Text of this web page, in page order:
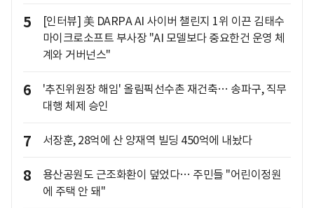
5
[인터뷰] 美 DARPA AI 사이버 챌린지 1위 이끈 김태수
마이크로소프트 부사장 "AI 모델보다 중요한건 운영 체
계와 거버넌스"
6
'추진위원장 해임' 올림픽선수촌 재건축… 송파구, 직무
대행 체제 승인
7 서장훈, 28억에 산 양재역 빌딩 450억에 내놨다
8
용산공원도 근조화환이 덮었다… 주민들 "어린이정원
에 주택 안 돼"